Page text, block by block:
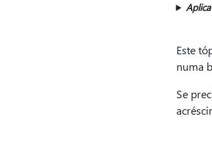
Este
numa
Se